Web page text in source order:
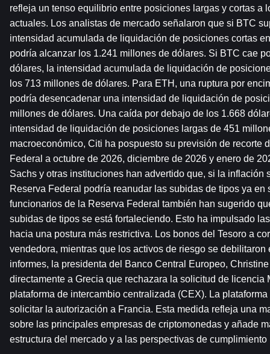
refleja un tenso equilibrio entre posiciones largas y cortas a
actuales. Los analistas de mercado señalaron que si BTC
intensidad acumulada de liquidación de posiciones cortas
podría alcanzar los 1.241 millones de dólares. Si BTC cae
dólares, la intensidad acumulada de liquidación de
los 713 millones de dólares. Para ETH, una ruptura por
podría desencadenar una intensidad de liquidación de
millones de dólares. Una caída por debajo de los 1.668
intensidad de liquidación de posiciones largas de 451
macroeconómico, Citi ha pospuesto su previsión de recorte
Federal a octubre de 2026, diciembre de 2026 y enero de
Sachs y otras instituciones han advertido que, si la inflación
Reserva Federal podría reanudar las subidas de tipos ya en
funcionarios de la Reserva Federal también han sugerido
subidas de tipos se está fortaleciendo. Esto ha impulsado
hacia una postura más restrictiva. Los bonos del Tesoro a
vendedora, mientras que los activos de riesgo se debilitaron
informes, la presidenta del Banco Central Europeo,
directamente a Grecia que rechazara la solicitud de licencia
plataforma de intercambio centralizada (CEX). La
solicitar la autorización a Francia. Esta medida refleja una
sobre las principales empresas de criptomonedas y añade
estructura del mercado y a las perspectivas de cumplimiento